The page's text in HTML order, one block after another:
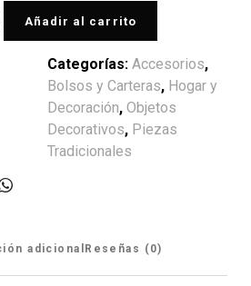
Añadir al carrito
Categorías: Accesorios,
Bolsos y Carteras, Hogar y
Decoración, Objetos
Decorativos, Piezas
Tradicionales
adicional Reseñas (0)